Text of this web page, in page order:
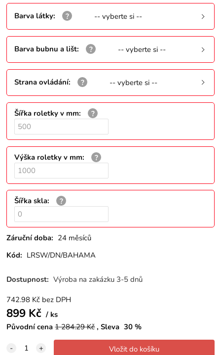
Barva látky: -- vyberte si --
Barva bubnu a lišt: -- vyberte si --
Strana ovládání: -- vyberte si --
Šířka roletky v mm:
Výška roletky v mm:
Šířka skla:
Záruční doba: 24 měsíců
Kód: LRSW/DN/BAHAMA
Dostupnost: Výroba na zakázku 3-5 dnů
742.98 Kč bez DPH
899 Kč
ks
Původní cena 1 284.29Kč Sleva 30 %